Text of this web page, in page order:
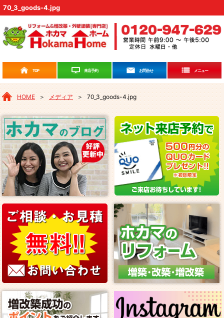
70_3_goods-4.jpg
TOP 来店予約 お問合せ メニュー
HOME ＞ メディア ＞ 70_3_goods-4.jpg